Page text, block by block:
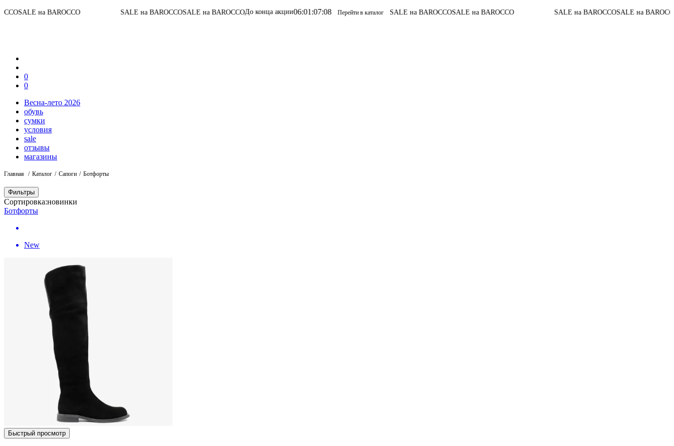
на BAROCCO SALE на BAROCCO SALE на BAROCCO До конца акции06:01:07:08 Перейти в каталог SALE на BAROCCO SALE на BAROCCO SALE на BAROCCO SALE на BAROCCO До
0
0
Весна-лето 2026
обувь
сумки
условия
sale
отзывы
магазины
Главная Каталог Сапоги Ботфорты
Фильтры
Сортировка:новинки
Ботфорты
New
Быстрый просмотр